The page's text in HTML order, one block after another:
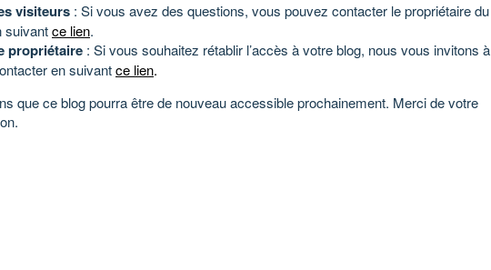
visiteurs : Si vous avez des questions, vous pouvez contacter le propriétaire du
suivantce lien.
propriétaire : Si vous souhaitez rétablir l’accès à votre blog, nous vous invitons à
en suivantce lien.
que ce blog pourra être de nouveau accessible prochainement. Merci de votre